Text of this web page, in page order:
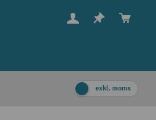
exkl. moms